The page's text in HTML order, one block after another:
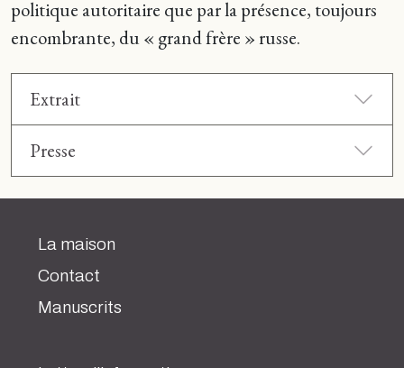
politique autoritaire que par la présence, toujours
encombrante, du « grand frère » russe.
Extrait
Presse
La maison
Contact
Manuscrits